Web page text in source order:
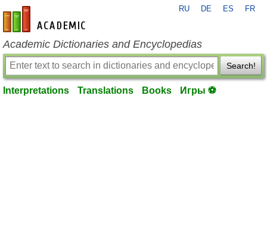
en-academic.com
RU DE ES FR
Academic Dictionaries and Encyclopedias
Search!
Interpretations Translations Books Игры ⚽